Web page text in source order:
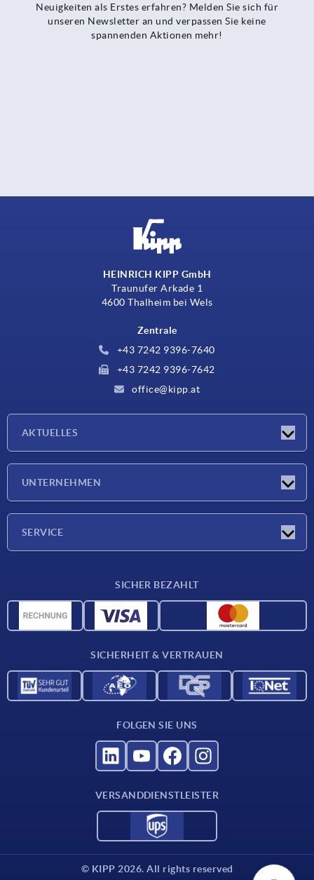
Neuigkeiten als Erstes erfahren? Melden Sie sich für
unseren Newsletter an und verpassen Sie keine
spannenden Aktionen mehr!
HEINRICH KIPP GmbH
Traunufer Arkade 1
4600 Thalheim bei Wels
Zentrale
+43 7242 9396-7640
+43 7242 9396-7642
office@kipp.at
AKTUELLES
UNTERNEHMEN
SERVICE
CAD-Daten
Für Lieferanten
SICHER BEZAHLT
SICHERHEIT & VERTRAUEN
FOLGEN SIE UNS
VERSANDDIENSTLEISTER
© KIPP 2026. All rights reserved